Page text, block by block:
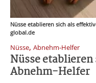
Nüsse etablieren sich als
global.de
Nüsse, Abnehm-Helfer
Nüsse
Abnehm-Helfer